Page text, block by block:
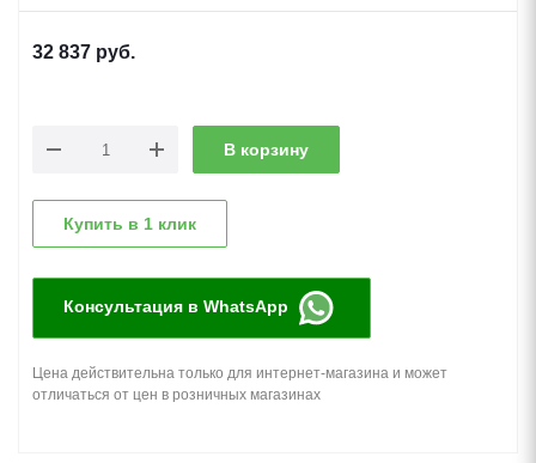
32 837 руб.
В корзину
Купить в 1 клик
Консультация в WhatsApp
Цена действительна только для интернет-магазина и может
отличаться от цен в розничных магазинах